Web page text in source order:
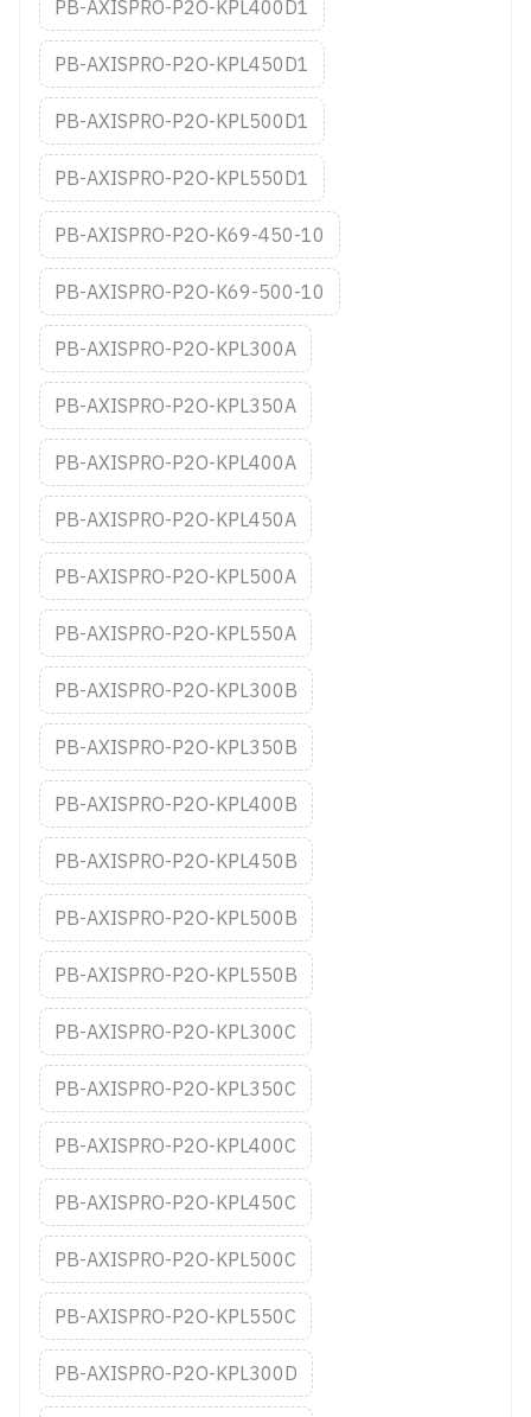
PB-AXISPRO-P2O-KPL400D1
PB-AXISPRO-P2O-KPL450D1
PB-AXISPRO-P2O-KPL500D1
PB-AXISPRO-P2O-KPL550D1
PB-AXISPRO-P2O-K69-450-10
PB-AXISPRO-P2O-K69-500-10
PB-AXISPRO-P2O-KPL300A
PB-AXISPRO-P2O-KPL350A
PB-AXISPRO-P2O-KPL400A
PB-AXISPRO-P2O-KPL450A
PB-AXISPRO-P2O-KPL500A
PB-AXISPRO-P2O-KPL550A
PB-AXISPRO-P2O-KPL300B
PB-AXISPRO-P2O-KPL350B
PB-AXISPRO-P2O-KPL400B
PB-AXISPRO-P2O-KPL450B
PB-AXISPRO-P2O-KPL500B
PB-AXISPRO-P2O-KPL550B
PB-AXISPRO-P2O-KPL300C
PB-AXISPRO-P2O-KPL350C
PB-AXISPRO-P2O-KPL400C
PB-AXISPRO-P2O-KPL450C
PB-AXISPRO-P2O-KPL500C
PB-AXISPRO-P2O-KPL550C
PB-AXISPRO-P2O-KPL300D